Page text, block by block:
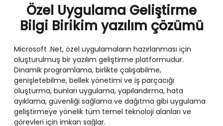
Özel Uygulama Geliştirme
Bilgi Birikim yazılım çözümü
Microsoft .Net, özel uygulamaların hazırlanması için
oluşturulmuş bir yazılım geliştirme platformudur.
Dinamik programlama, birlikte çalışabilme,
genişletebilme, bellek yönetimi ve iş parçacığı
oluşturma, bunları uygulama, yapılandırma, hata
ayıklama, güvenliği sağlama ve dağıtma gibi uygulama
geliştirmeye yönelik tüm temel teknoloji alanları ve
görevleri için imkan sağlar.